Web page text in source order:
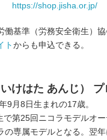
https://shop.jisha.or.jp/
働基準（労務安全衛生）
トからも申込できる。
けはた あんじ）
9月8日生まれの17歳。
で第25回ニコラモデルオ
の専属モデルとなる。翌